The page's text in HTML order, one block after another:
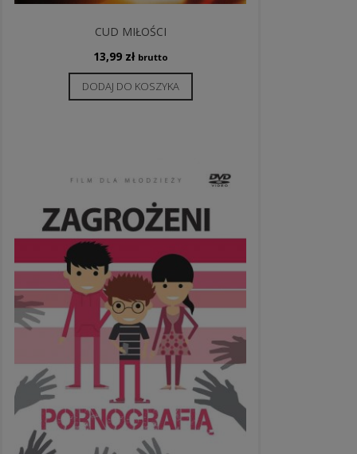
CUD MIŁOŚCI
13,99 zł brutto
DODAJ DO KOSZYKA